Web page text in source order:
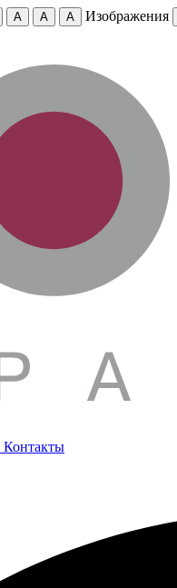
A A A Изображения
Контакты